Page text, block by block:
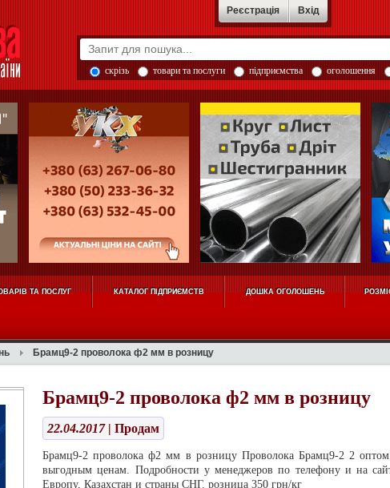
Реєстрація Вхід
скрізь товари та послуги підприємства оголошення
ТА ПОСЛУГ КАТАЛОГ ПІДПРИЄМСТВ ДОШКА ОГОЛОШЕНЬ
Брамц9-2 проволока ф2 мм в розницу
Брамц9-2 проволока ф2 мм в розницу
22.04.2017| Продам
Брамц9-2 проволока ф2 мм в розницу Проволока Брамц9-2 2
выгодным ценам. Подробности у менеджеров по телефону и на
Европу, Казахстан и страны СНГ. розница 350 грн/кг